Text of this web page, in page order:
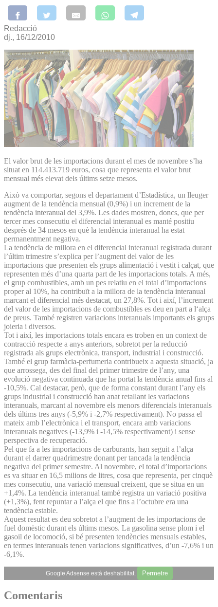
Redacció
dj., 16/12/2010
El valor brut de les importacions durant el mes de novembre s’ha
situat en 114.413.719 euros, cosa que representa el valor brut
mensual més elevat dels últims setze mesos.
Això va comportar, segons el departament d’Estadística, un lleuger
augment de la tendència mensual (0,9%) i un increment de la
tendència interanual del 3,9%. Les dades mostren, doncs, que per
tercer mes consecutiu el diferencial interanual es manté positiu
després de 34 mesos en què la tendència interanual ha estat
permanentment negativa.
La tendència de millora en el diferencial interanual registrada durant
l’últim trimestre s’explica per l’augment del valor de les
importacions que presenten els grups alimentació i vestit i calçat, que
representen més d’una quarta part de les importacions totals. A més,
el grup combustibles, amb un pes relatiu en el total d’importacions
proper al 10%, ha contribuït a la millora de la tendència interanual
marcant el diferencial més destacat, un 27,8%. Tot i així, l’increment
del valor de les importacions de combustibles es deu en part a l‘alça
de preus. També registren variacions interanuals importants els grups
joieria i diversos.
Tot i així, les importacions totals encara es troben en un context de
contracció respecte a anys anteriors, sobretot per la reducció
registrada als grups electrònica, transport, industrial i construcció.
També el grup farmàcia-perfumeria contribueix a aquesta situació, ja
que arrossega, des del final del primer trimestre de l’any, una
evolució negativa continuada que ha portat la tendència anual fins al
-10,5%. Cal destacar, però, que de forma constant durant l’any els
grups industrial i construcció han anat retallant les variacions
interanuals, marcant al novembre els menors diferencials interanuals
dels últims tres anys (-5,9% i -2,7% respectivament). No passa el
mateix amb l’electrònica i el transport, encara amb variacions
interanuals negatives (-13,9% i -14,5% respectivament) i sense
perspectiva de recuperació.
Pel que fa a les importacions de carburants, han seguit a l’alça
durant el darrer quadrimestre donant per tancada la tendència
negativa del primer semestre. Al novembre, el total d’importacions
es va situar en 16,5 milions de litres, cosa que representa, per cinquè
mes consecutiu, una variació mensual creixent, que se situa en un
+1,4%. La tendència interanual també registra un variació positiva
(+1,3%), fent repuntar a l’alça el que fins a l’octubre era una
tendència estable.
Aquest resultat es deu sobretot a l’augment de les importacions de
fuel domèstic durant els últims mesos. La gasolina sense plom i el
gasoil de locomoció, si bé presenten tendències mensuals estables,
en termes interanuals tenen variacions significatives, d’un -7,6% i un
-6,1%.
Google Adsense està deshabilitat. Permetre
Comentaris